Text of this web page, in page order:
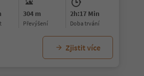
304 m
Převýšení
2h:17 Min
doba trvání
Zjistit více